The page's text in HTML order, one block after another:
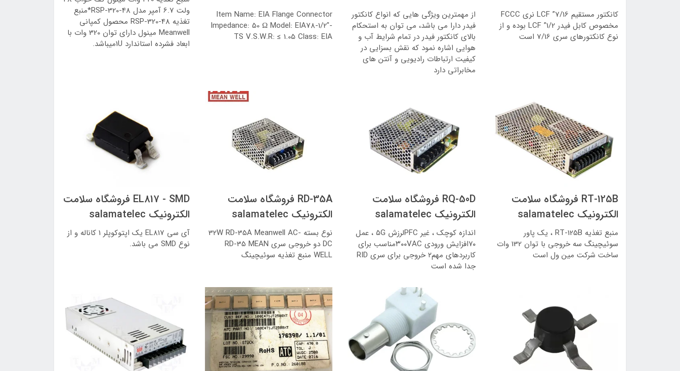
کانکتور مستقیم 7/16” LCF نری FCCC
مخصوص کابل فیدر 1/2” LCF بوده و از
نوع کانکتورهای سری 7/16 است
از مهمترین ویژگی هایی که انواع کانکتور
فیدر دارا می باشد، می توان به استحکام
بالای کانکتور فیدر در تمام شرایط آب و
هوایی اشاره نمود که نقش بسزایی در
کیفیت ارتباطات رادیویی و آنتن های
مخابراتی دارد
Item Name: EIA Flange Connector
Impedance: 50 Ω Model: EIA78-1/2"-
TS V.S.W.R: ≤ 1.05 Class: EIA
ولت 6.7 آمپر مدل RSP-320-48*منبع
تغذیه RSP-320-48 محصول کمپانی
Meanwell مینول دارای توان 320 وات با
ابعاد فشرده استاندارد 1Uمیباشد.
RT-125B فروشگاه سلامت
الکترونیک salamatelec
منبع تغذیه RT-125B ، یک پاور
سوئیچینگ سه خروجی با توان 132 وات
ساخت شرکت مین ول است
RQ-50D فروشگاه سلامت
الکترونیک salamatelec
اندازه کوچک ، غیر PFCلرزش ۵G ، عمل
۷۰افزایش ورودی ۳۰۰VACمناسب برای
کاربردهای مهم۲ خروجی برای سری RID
جدا شده است
RD-35A فروشگاه سلامت
الکترونیک salamatelec
نوع بسته 32W RD-35A Meanwell AC-
DC دو خروجی سری RD-35 MEAN
WELL منبع تغذیه سوئیچینگ
EL817 - SMD فروشگاه سلامت
الکترونیک salamatelec
آی سی EL817 یک اپتوکوپلر 1 کاناله و از
نوع SMD می باشد.